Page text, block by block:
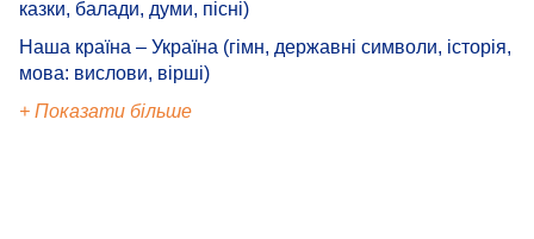
казки, балади, думи, пісні)
Наша країна – Україна (гімн, державні символи, історія,
мова: вислови, вірші)
+ Показати більше